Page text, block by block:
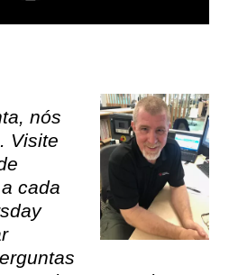
nós
Visite
cada